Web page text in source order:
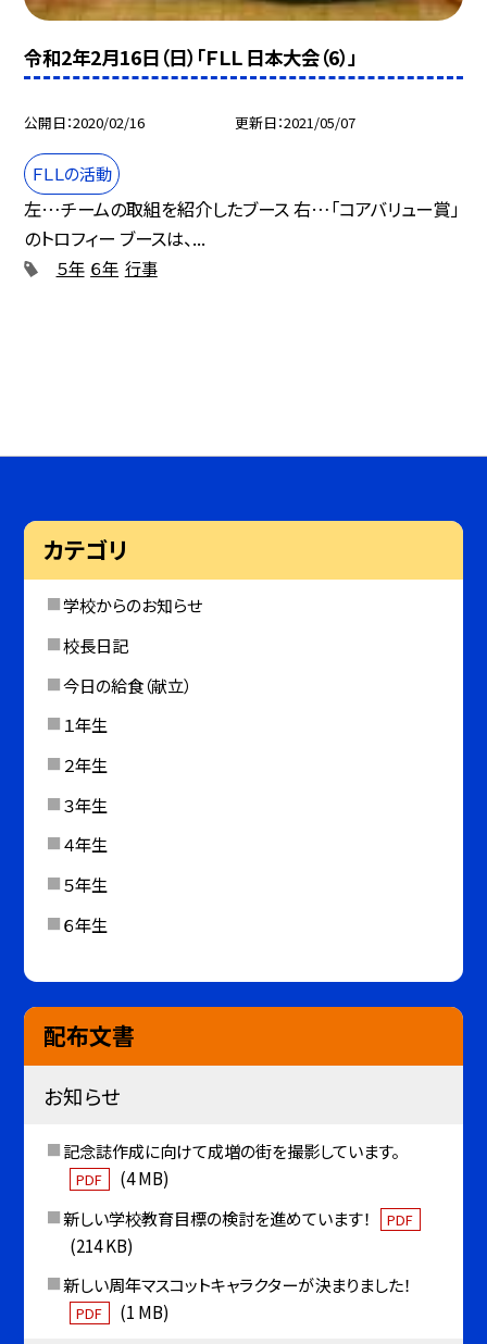
令和2年2月16日（日）「ＦＬＬ 日本大会（6）」
公開日 2020/02/16 更新日 2021/05/07
ＦＬＬの活動
左…チームの取組を紹介したブース 右…「コアバリュー賞」
のトロフィー ブースは、...
５年 ６年 行事
カテゴリ
学校からのお知らせ
校長日記
今日の給食（献立）
１年生
２年生
３年生
４年生
５年生
６年生
配布文書
お知らせ
記念誌作成に向けて成増の街を撮影しています。
PDF
(4 MB)
新しい学校教育目標の検討を進めています！
PDF
(214 KB)
新しい周年マスコットキャラクターが決まりました！
PDF (1 MB)